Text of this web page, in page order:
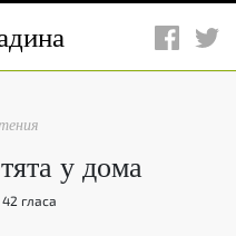
у дома
42 гласа